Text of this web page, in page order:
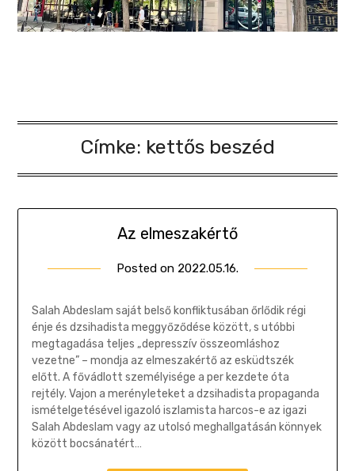
Címke: kettős beszéd
Az elmeszakértő
Posted on 2022.05.16.
Géza
Salah Abdeslam saját belső konfliktusában őrlődik régi
énje és dzsihadista meggyőződése között, s utóbbi
megtagadása teljes „depresszív összeomláshoz
vezetne” – mondja az elmeszakértő az esküdtszék
előtt. A fővádlott személyisége a per kezdete óta
rejtély. Vajon a merényleteket a dzsihadista propaganda
ismételgetésével igazoló iszlamista harcos-e az igazi
Salah Abdeslam vagy az utolsó meghallgatásán könnyek
között bocsánatért…